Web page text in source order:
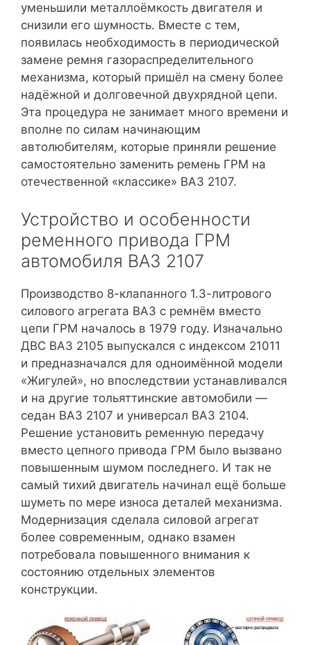
уменьшили металлоёмкость двигателя и
снизили его шумность. Вместе с тем,
появилась необходимость в периодической
замене ремня газораспределительного
механизма, который пришёл на смену более
надёжной и долговечной двухрядной цепи.
Эта процедура не занимает много времени и
вполне по силам начинающим
автолюбителям, которые приняли решение
самостоятельно заменить ремень ГРМ на
отечественной «классике» ВАЗ 2107.
Устройство и особенности
ременного привода ГРМ
автомобиля ВАЗ 2107
Производство 8-клапанного 1.3-литрового
силового агрегата ВАЗ с ремнём вместо
цепи ГРМ началось в 1979 году. Изначально
ДВС ВАЗ 2105 выпускался с индексом 21011
и предназначался для одноимённой модели
«Жигулей», но впоследствии устанавливался
и на другие тольяттинские автомобили —
седан ВАЗ 2107 и универсал ВАЗ 2104.
Решение установить ременную передачу
вместо цепного привода ГРМ было вызвано
повышенным шумом последнего. И так не
самый тихий двигатель начинал ещё больше
шуметь по мере износа деталей механизма.
Модернизация сделала силовой агрегат
более современным, однако взамен
потребовала повышенного внимания к
состоянию отдельных элементов
конструкции.